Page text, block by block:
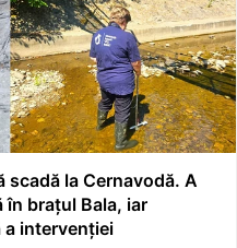
scadă la Cernavodă. A
brațul Bala, iar
a intervenției